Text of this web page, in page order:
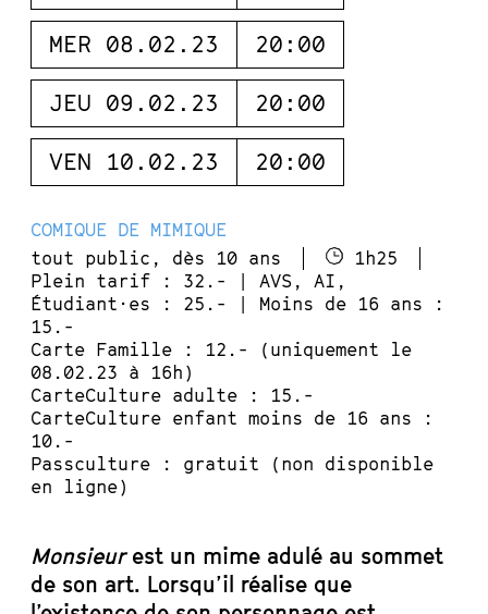
MER 08.02.23 20:00
JEU 09.02.23 20:00
VEN 10.02.23 20:00
COMIQUE DE MIMIQUE
tout public, dès 10 ans
1h25
Plein tarif : 32.- | AVS, AI,
Étudiant·es : 25.- | Moins de 16 ans :
15.-
Carte Famille : 12.- (uniquement le
08.02.23 à 16h)
CarteCulture adulte : 15.-
CarteCulture enfant moins de 16 ans :
10.-
Passculture : gratuit (non disponible
en ligne)
Monsieurest un mime adulé au sommet
de son art. Lorsqu’il réalise que